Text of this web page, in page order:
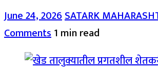
June 24, 2026SATARK
Comments1 min read